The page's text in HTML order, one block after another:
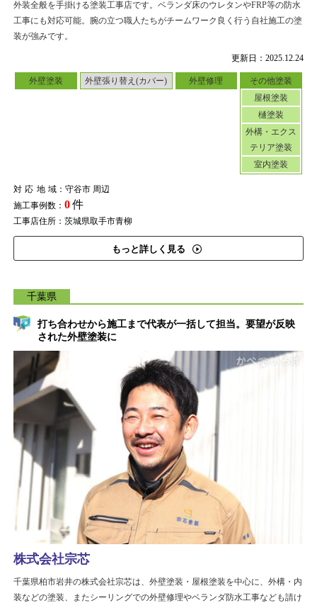
更新日：2025.12.24
外壁塗装 外壁張り替え(カバー) 外壁修理
その他塗装
屋根塗装
樋塗装
外構・エクス
テリア塗装
室内塗装
対応地域：守谷市 周辺
施工事例数： 0件
工事店住所：茨城県取手市青柳
もっと詳しく見る
外装全般を手掛ける塗装工事店です。ベランダ床のウレタンやFRP等の防水
工事にも対応可能。腕の立つ職人たちがチームワーク良く行う自社施工の塗
装が強みです。
千葉県
打ち合わせから施工まで代表が一括して担当。要望が反映
された外壁塗装に
株式会社宗芯
千葉県柏市岩井の株式会社宗芯は、外壁塗装・屋根塗装を中心に、外構・内
装などの塗装、またシーリングでの外壁修理やベランダ防水工事なども請け